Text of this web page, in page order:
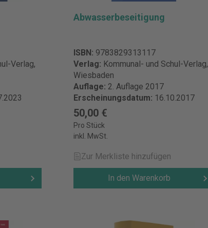
Verlag,
Abwasserbeseitigung
ISBN: 9783829313117
Verlag: Kommunal- und Schul-Verlag,
Wiesbaden
Auflage: 2. Auflage 2017
Erscheinungsdatum: 16.10.2017
50,00 €
Pro Stück
inkl. MwSt.
Zur Merkliste hinzufügen
In den Warenkorb